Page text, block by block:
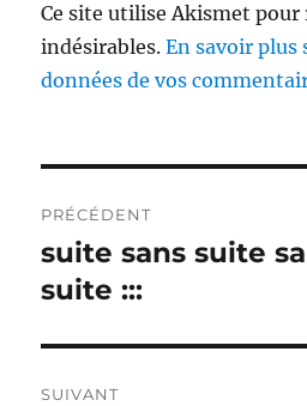
Ce site utilise Akismet pour
indésirables.En savoir plus
données de vos
de
l’article
PRÉCÉDENT
Publication
précédente :
suite sans suite
suite :::
SUIVANT